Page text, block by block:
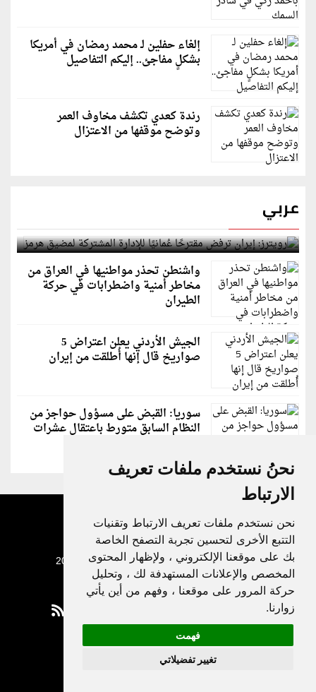
نحنُ نستخدم ملفات تعريف
الارتباط
نحن نستخدم ملفات تعريف الارتباط وتقنيات
التتبع الأخرى لتحسين تجربة التصفح الخاصة
بك على موقعنا الإلكتروني ، ولإظهار المحتوى
المخصص والإعلانات المستهدفة لك ، وتحليل
حركة المرور على موقعنا ، وفهم من أين يأتي
زوارنا.
فهمت
تغيير تفضيلاتي
إلغاء حفلين لـ محمد رمضان في أمريكا
بشكلٍ مفاجئ.. إليكم التفاصيل
رندة كعدي تكشف مخاوف العمر
وتوضح موقفها من الاعتزال
عربي
رويترز: إيران ترفض مقترحًا عُمانيًا للإدارة المشتركة
لمضيق هرمز
واشنطن تحذر مواطنيها في العراق من
مخاطر أمنية واضطرابات في حركة
الطيران
الجيش الأردني يعلن اعتراض 5
صواريخ قال إنها أُطلقت من إيران
سوريا: القبض على مسؤول حواجز من
النظام السابق متورط باعتقال عشرات
جميع الحقوق محفوظة لدنيا الوطن © 2003 - 2022
Privacy Policy